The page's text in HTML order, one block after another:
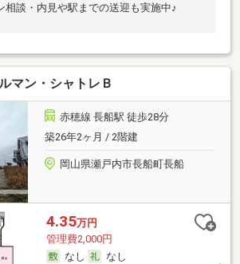
相談・内見や駅までの送迎も実施中♪
マン・シャトレＢ
赤穂線 長船駅 徒歩28分
築26年2ヶ月 / 2階建
岡山県瀬戸内市長船町長船
4.35万円
管理費2,000円
なし
なし